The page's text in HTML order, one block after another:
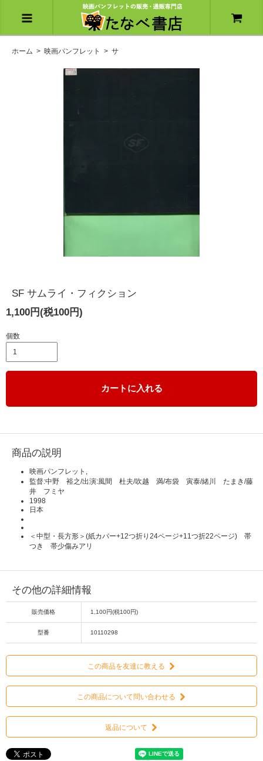
ホーム > 映画パンフレット > サ
SF サムライ・フィクション
1,100円(税100円)
個数
カートに入れる
商品の説明
映画パンフレット,
監督:中野 裕之/出演:風間 杜夫/吹越 満/布袋 寅泰/緒川 たまき/藤
井 フミヤ
1998
日本
＜中型・長方形＞(紙カバー+12つ折り24ページ+11つ折22ページ) 帯
つき 帯少傷みアリ
その他の詳細情報
販売価格 1,100円(税100円)
型番 10110298
この商品を友達に教える
この商品について問い合わせる
返品について